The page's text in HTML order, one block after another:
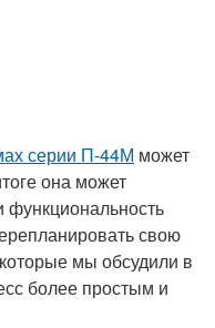
серии П-44М может
она может
функциональность
свою
мы обсудили в
более простым и